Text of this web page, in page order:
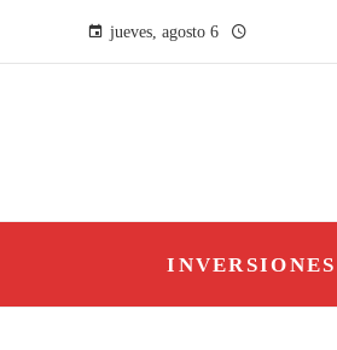
jueves, agosto 6